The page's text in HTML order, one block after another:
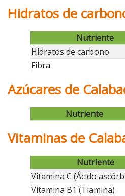
Hidratos de
Nutriente
Hidratos de carbono
Fibra
Azúcares de
Nutriente
Vitaminas de
Nutriente
Vitamina C (Ácido
Vitamina B1 (Tiamina)